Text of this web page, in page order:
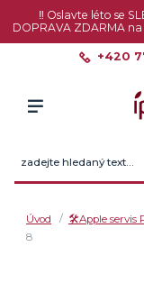
‼️ Oslavte léto se
DOPRAVA ZDARMA
+420
Úvod 🛠️Apple servis
8